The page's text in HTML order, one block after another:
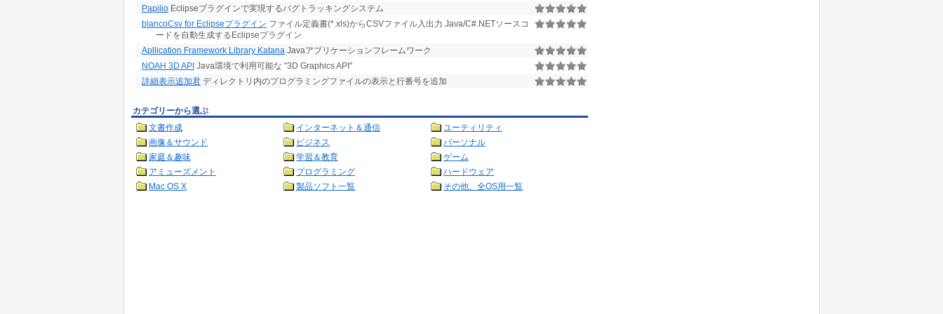
Papilio Eclipseプラグインで実現するバグトラッキングシステム
blancoCsv for Eclipseプラグイン ファイル定義書(*.xls)からCSVファイル入出力 Java/C#.NETソースコ
ードを自動生成するEclipseプラグイン
Apllication Framework Library Katana Javaアプリケーションフレームワーク
NOAH 3D API Java環境で利用可能な "3D Graphics API"
詳細表示追加君 ディレクトリ内のプログラミングファイルの表示と行番号を追加
カテゴリーから選ぶ
文書作成
インターネット＆通信
ユーティリティ
画像＆サウンド
ビジネス
パーソナル
家庭＆趣味
学習＆教育
ゲーム
アミューズメント
プログラミング
ハードウェア
Mac OS X
製品ソフト一覧 その他、全OS用一覧